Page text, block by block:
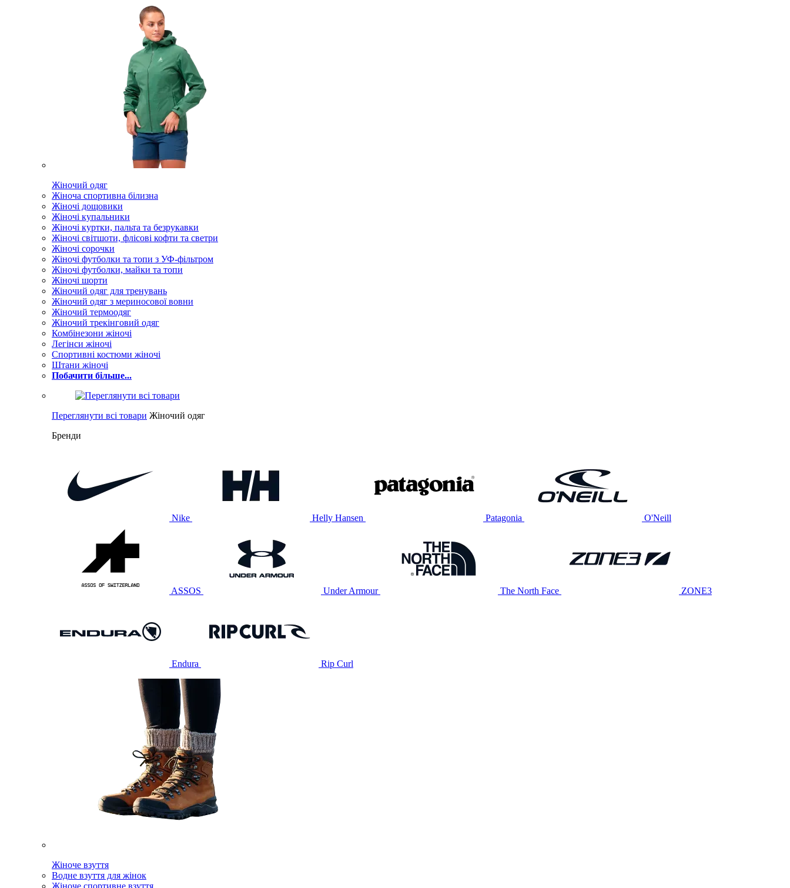
Жіночий одяг
Жіноча спортивна білизна
Жіночі дощовики
Жіночі купальники
Жіночі куртки, пальта та безрукавки
Жіночі світшоти, флісові кофти та светри
Жіночі сорочки
Жіночі футболки та топи з УФ-фільтром
Жіночі футболки, майки та топи
Жіночі шорти
Жіночий одяг для тренувань
Жіночий одяг з мериносової вовни
Жіночий термоодяг
Жіночий трекінговий одяг
Комбінезони жіночі
Легінси жіночі
Спортивні костюми жіночі
Штани жіночі
Побачити більше...
Переглянути всі товари Жіночий одяг
Бренди
Nike Helly Hansen Patagonia O'Neill
ASSOS Under Armour The North Face ZONE3
Endura Rip Curl
Жіноче взуття
Водне взуття для жінок
Жіноче спортивне взуття